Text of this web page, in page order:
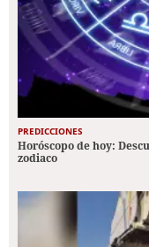
PREDICCIONES
Horóscopo de hoy:
zodiaco